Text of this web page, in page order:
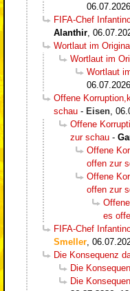
FIFA-Chef
Alanthir
Wortlaut im
Wortlaut im
Wortlaut
Offene
schau - Eisen
Offene
zur schau -
Offene
offen zur
Offene
offen zur
es
FIFA-Chef
Smeller
Die Konsequenz
Die
Die